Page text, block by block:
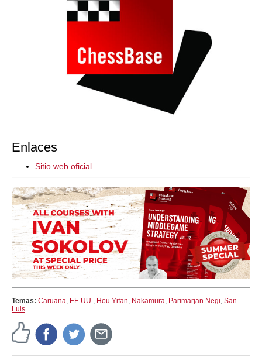
Enlaces
Sitio web oficial
Temas: Caruana, EE.UU., Hou Yifan, Nakamura, Parimarjan Negi, San
Luis